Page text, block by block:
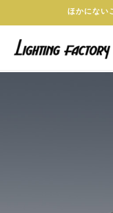
ほかにない